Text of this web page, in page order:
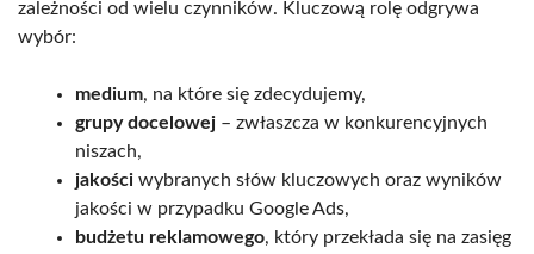
zależności od wielu czynników. Kluczową rolę odgrywa
wybór:
medium, na które się zdecydujemy,
grupy docelowej – zwłaszcza w konkurencyjnych
niszach,
jakości wybranych słów kluczowych oraz wyników
jakości w przypadku Google Ads,
budżetu reklamowego, który przekłada się na zasięg